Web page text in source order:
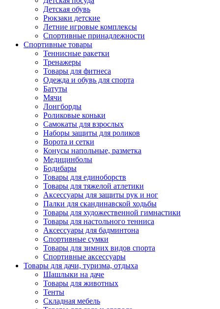
Детская обувь
Рюкзаки детские
Летние игровые комплексы
Спортивные принадлежности
Спортивные товары
Теннисные ракетки
Тренажеры
Товары для фитнеса
Одежда и обувь для спорта
Батуты
Мячи
Лонгборды
Роликовые коньки
Самокаты для взрослых
Наборы защиты для роликов
Ворота и сетки
Конусы напольные, разметка
Медицинболы
Бодибары
Товары для единоборств
Товары для тяжелой атлетики
Аксессуары для защиты рук и ног
Палки для скандинавской ходьбы
Товары для художественной гимнастики
Товары для настольного тенниса
Аксессуары для бадминтона
Спортивные сумки
Товары для зимних видов спорта
Спортивные аксессуары
Товары для дачи, туризма, отдыха
Шашлыки на даче
Товары для животных
Тенты
Складная мебель